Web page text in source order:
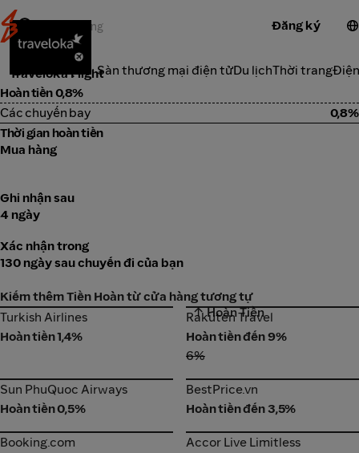
Đăng ký
Sàn thương mại điện tửDu lịchThời trang
Traveloka Flight
Hoàn tiền 0,8%
Các chuyến bay
0,8%
Thời gian hoàn tiền
Mua hàng
Ghi nhận sau
4 ngày
Xác nhận trong
130 ngày sau chuyến đi của bạn
Kiếm thêm Tiền Hoàn từ cửa hàng tương tự
Turkish Airlines
Turkish Airlines
Hoàn tiền 1,4%
Rakuten Travel
↑ Hoàn Tiền
Rakuten Travel
Hoàn tiền đến 9%
6%
Sun PhuQuoc Airways
Sun PhuQuoc Airways
Hoàn tiền 0,5%
BestPrice.vn
BestPrice.vn
Hoàn tiền đến 3,5%
Booking.com
Booking.com
Accor Live Limitless
Accor Live Limitless